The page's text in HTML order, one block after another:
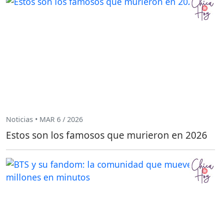
Noticias • MAR 6 / 2026
Estos son los famosos que murieron en 2026